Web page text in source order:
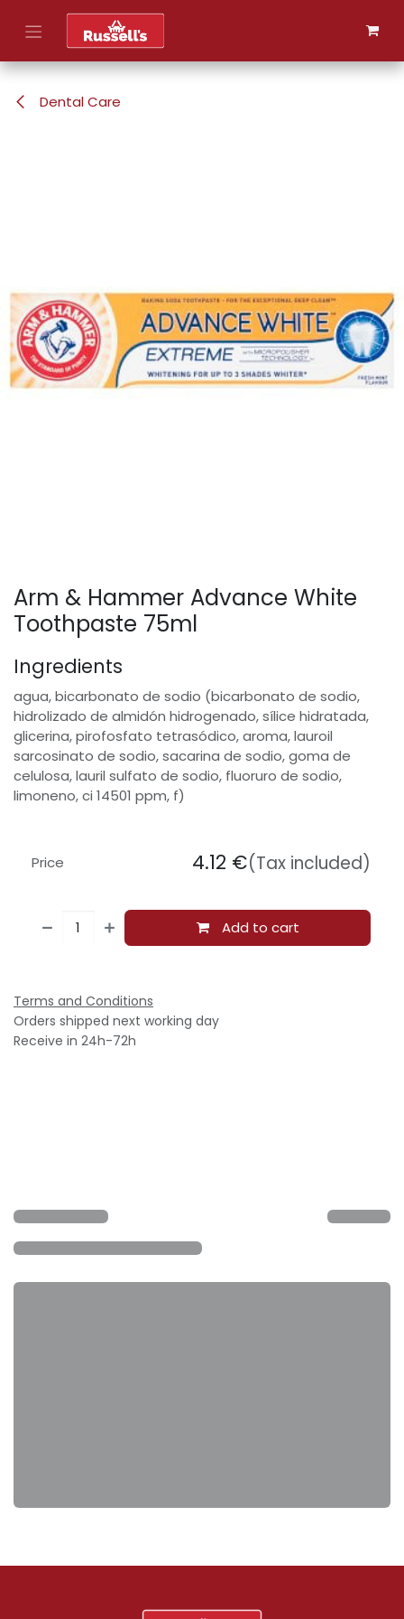
Skip to Content
Dental Care
Arm & Hammer Advance White
Toothpaste 75ml
Ingredients
agua, bicarbonato de sodio (bicarbonato de sodio,
hidrolizado de almidón hidrogenado, sílice hidratada,
glicerina, pirofosfato tetrasódico, aroma, lauroil
sarcosinato de sodio, sacarina de sodio, goma de
celulosa, lauril sulfato de sodio, fluoruro de sodio,
limoneno, ci 14501 ppm, f)
Add to cart
Price 4.12 €(Tax included)
Terms and Conditions
Orders shipped next working day
Receive in 24h-72h